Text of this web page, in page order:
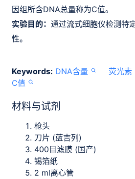
因组所含DNA总量称为C值。
实验目的： 通过流式细胞仪检测特
性。
Keywords: DNA含量 荧光素
C值
材料与试剂
枪头
刀片 (蓝吉列)
400目滤膜 (国产)
锡箔纸
2 ml离心管